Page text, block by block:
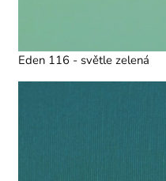
Eden 116 - světle zelená